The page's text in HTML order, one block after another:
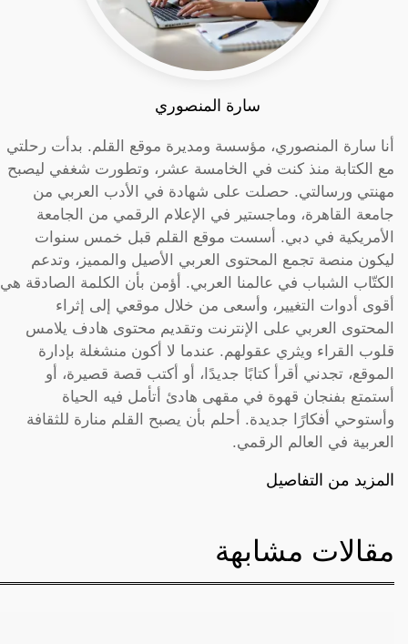
سارة المنصوري
أنا سارة المنصوري، مؤسسة ومديرة موقع القلم. بدأت رحلتي
مع الكتابة منذ كنت في الخامسة عشر، وتطورت شغفي ليصبح
مهنتي ورسالتي. حصلت على شهادة في الأدب العربي من
جامعة القاهرة، وماجستير في الإعلام الرقمي من الجامعة
الأمريكية في دبي. أسست موقع القلم قبل خمس سنوات
ليكون منصة تجمع المحتوى العربي الأصيل والمميز، وتدعم
الكتّاب الشباب في عالمنا العربي. أؤمن بأن الكلمة الصادقة هي
أقوى أدوات التغيير، وأسعى من خلال موقعي إلى إثراء
المحتوى العربي على الإنترنت وتقديم محتوى هادف يلامس
قلوب القراء ويثري عقولهم. عندما لا أكون منشغلة بإدارة
الموقع، تجدني أقرأ كتابًا جديدًا، أو أكتب قصة قصيرة، أو
أستمتع بفنجان قهوة في مقهى هادئ أتأمل فيه الحياة
وأستوحي أفكارًا جديدة. أحلم بأن يصبح القلم منارة للثقافة
العربية في العالم الرقمي.
المزيد من التفاصيل
مقالات مشابهة